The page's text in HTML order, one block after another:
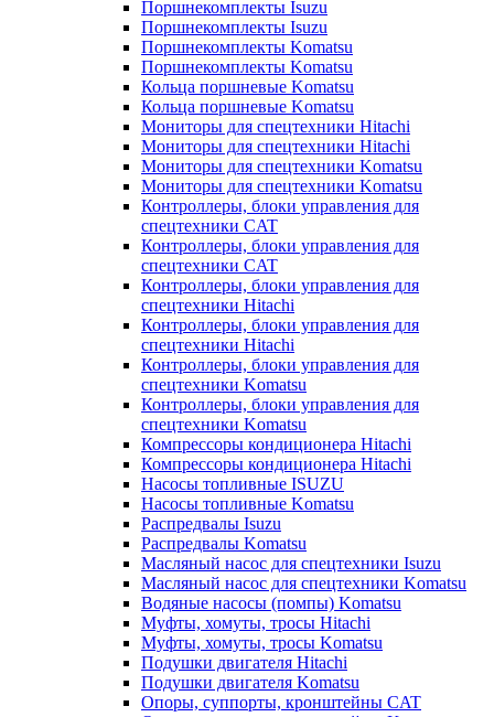
Поршнекомплекты Isuzu
Поршнекомплекты Isuzu
Поршнекомплекты Komatsu
Поршнекомплекты Komatsu
Кольца поршневые Komatsu
Кольца поршневые Komatsu
Мониторы для спецтехники Hitachi
Мониторы для спецтехники Hitachi
Мониторы для спецтехники Komatsu
Мониторы для спецтехники Komatsu
Контроллеры, блоки управления для
спецтехники CAT
Контроллеры, блоки управления для
спецтехники CAT
Контроллеры, блоки управления для
спецтехники Hitachi
Контроллеры, блоки управления для
спецтехники Hitachi
Контроллеры, блоки управления для
спецтехники Komatsu
Контроллеры, блоки управления для
спецтехники Komatsu
Компрессоры кондиционера Hitachi
Компрессоры кондиционера Hitachi
Насосы топливные ISUZU
Насосы топливные Komatsu
Распредвалы Isuzu
Распредвалы Komatsu
Масляный насос для спецтехники Isuzu
Масляный насос для спецтехники Komatsu
Водяные насосы (помпы) Komatsu
Муфты, хомуты, тросы Hitachi
Муфты, хомуты, тросы Komatsu
Подушки двигателя Hitachi
Подушки двигателя Komatsu
Опоры, суппорты, кронштейны CAT